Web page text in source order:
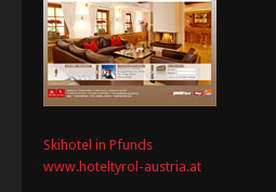
Skihotel in Pfunds
www.hoteltyrol-austria.at